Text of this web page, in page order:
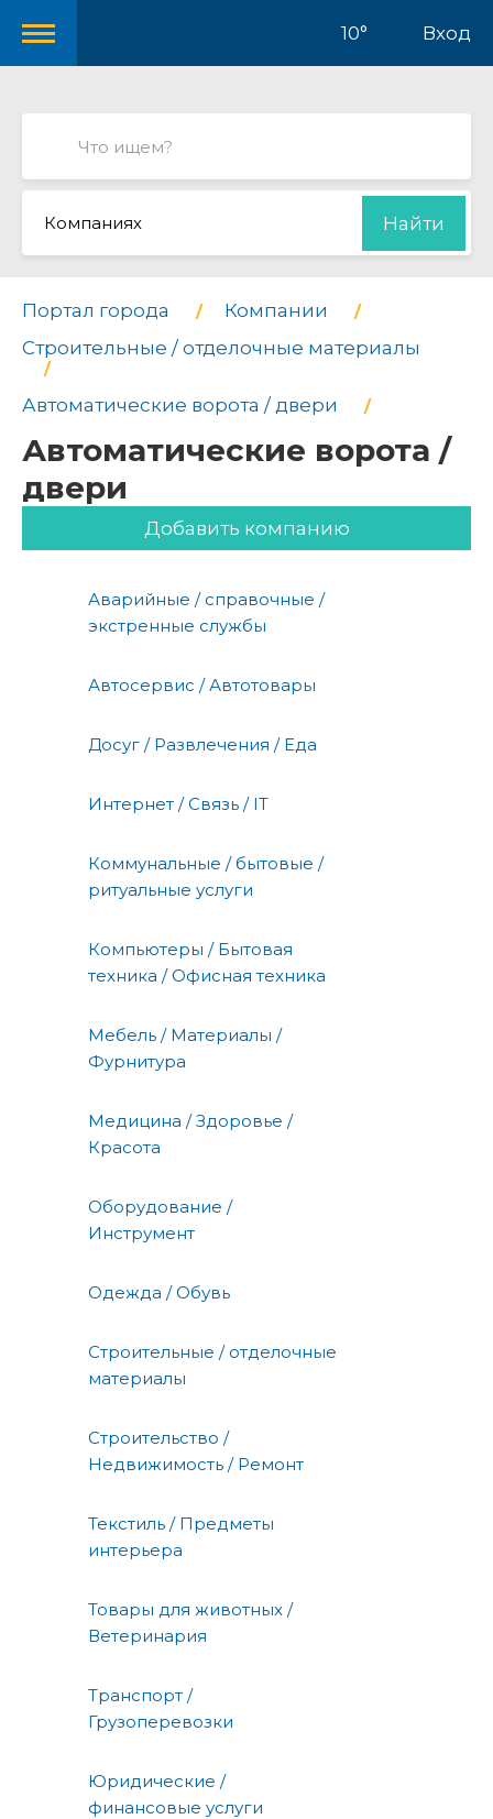
10° Вход
Компаниях Найти
Портал города
Компании
Строительные / отделочные материалы
Автоматические ворота / двери
Автоматические ворота /
двери
Добавить компанию
Аварийные / справочные /
экстренные службы
Автосервис / Автотовары
Досуг / Развлечения / Еда
Интернет / Связь / IT
Коммунальные / бытовые /
ритуальные услуги
Компьютеры / Бытовая
техника / Офисная техника
Мебель / Материалы /
Фурнитура
Медицина / Здоровье /
Красота
Оборудование /
Инструмент
Одежда / Обувь
Строительные / отделочные
материалы
Строительство /
Недвижимость / Ремонт
Текстиль / Предметы
интерьера
Товары для животных /
Ветеринария
Транспорт /
Грузоперевозки
Юридические /
финансовые услуги